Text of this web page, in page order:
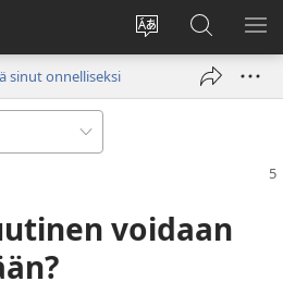
Vaihda
sivuston
Kirjaudu
(avaa
uuden
Hae
JW.ORG-
sivustolta
sinut onnelliseksi
voidaan